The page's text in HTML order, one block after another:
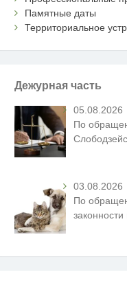
Памятные даты
Территориальное
Дежурная часть
05.08.2026
По
03.08.2026
По